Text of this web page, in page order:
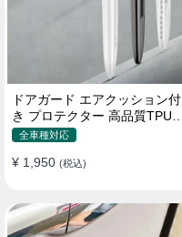
ドアガード エアクッション付
き プロテクター 高品質TPU製
キズ防止 取り付け簡単
全車種対応
¥ 1,950 (税込)